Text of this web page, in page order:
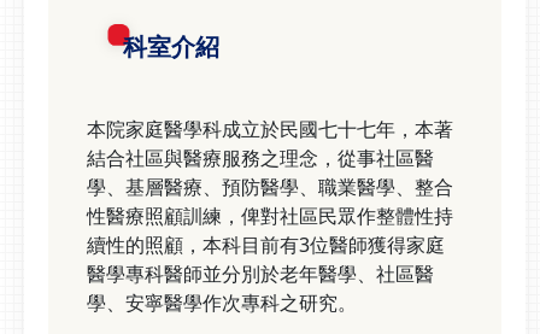
科室介紹
本院家庭醫學科成立於民國七十七年，本著
結合社區與醫療服務之理念，從事社區醫
學、基層醫療、預防醫學、職業醫學、整合
性醫療照顧訓練，俾對社區民眾作整體性持
續性的照顧，本科目前有3位醫師獲得家庭
醫學專科醫師並分別於老年醫學、社區醫
學、安寧醫學作次專科之研究。